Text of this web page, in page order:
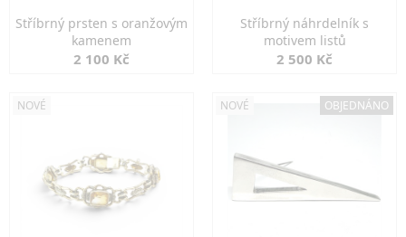
Stříbrný prsten s oranžovým
kamenem
2 100 Kč
Stříbrný náhrdelník s
motivem listů
2 500 Kč
NOVÉ NOVÉ OBJEDNÁNO